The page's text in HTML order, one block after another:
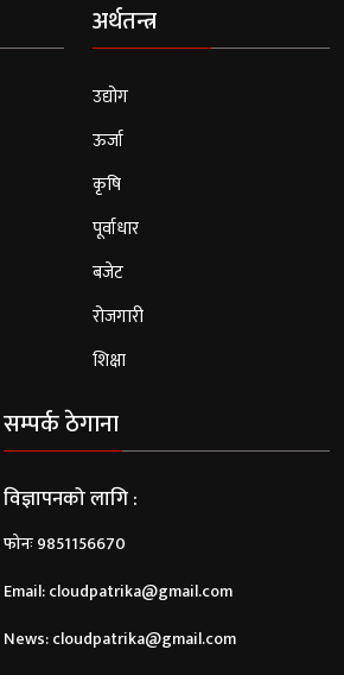
अर्थतन्त्र
उद्योग
ऊर्जा
कृषि
पूर्वाधार
बजेट
रोजगारी
शिक्षा
सम्पर्क ठेगाना
विज्ञापनको लागि :
फोनः 9851156670
Email:cloudpatrika@gmail.com
News:cloudpatrika@gmail.com